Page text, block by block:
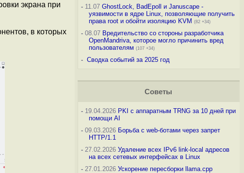
экрана при
в которых
-11.07 GhostLock, BadEpoll и Januscape -
уязвимости в ядре Linux, позволяющие получить
права root и обойти изоляцию KVM (82 +34)
-08.07 Вредительство со стороны разработчика
OpenMandriva, которое могло причинить вред
пользователям (107 +34)
- Сводка событий за 2025 год
Советы
-19.04.2026 PKI с аппаратным TRNG за 10 дней при
помощи AI
-09.03.2026 Борьба с web-ботами через запрет
HTTP/1.1
-27.02.2026 Удаление всех IPv6 link-local адресов
на всех сетевых интерфейсах в Linux
-27.01.2026 Ускорение пересборки llama.cpp